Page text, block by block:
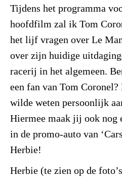
Tijdens het programma
hoofdfilm zal ik Tom
het lijf vragen over Le
over zijn huidige
racerij in het algemeen.
een fan van Tom
wilde weten persoonlijk
Hiermee maak jij ook nog
in de promo-auto van
Herbie!
Herbie (te zien op de